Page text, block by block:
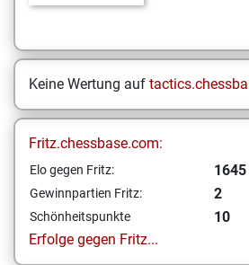
Keine Wertung auf
Fritz.chessbase.com:
Elo gegen Fritz: 1645
Gewinnpartien Fritz: 2
Schönheitspunkte
10
Erfolge gegen Fritz...